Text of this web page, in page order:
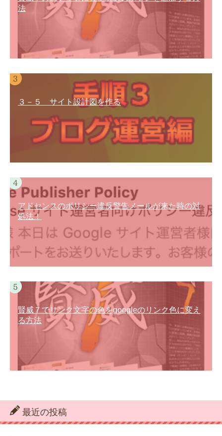
法
３－５ サイト設計図を作る
アドセンスのポリシー違反警告メールが来た時の対
処法！
賢威７でリンク文字の色をgoogleのリンク色に変え
る方法
最近の投稿